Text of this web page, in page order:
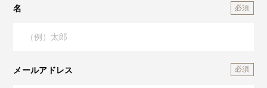
名
メールアドレス